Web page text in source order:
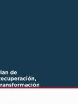
2402.
2402.